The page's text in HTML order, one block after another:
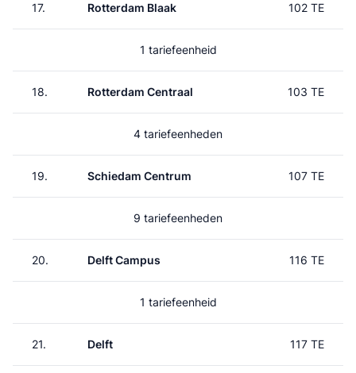
17. Rotterdam Blaak 102 TE
1 tariefeenheid
18. Rotterdam Centraal 103 TE
4 tariefeenheden
19. Schiedam Centrum 107 TE
9 tariefeenheden
20. Delft Campus 116 TE
1 tariefeenheid
21. Delft 117 TE